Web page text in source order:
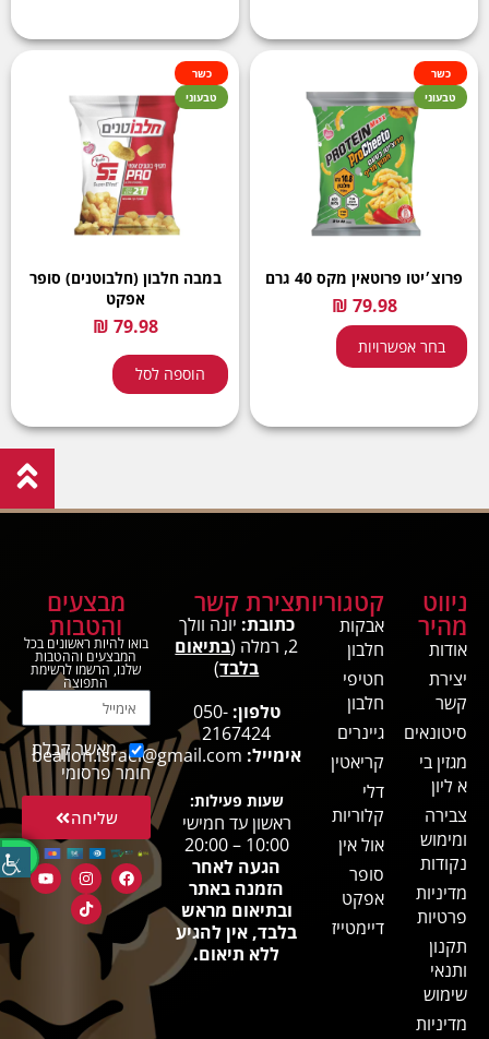
כשר
טבעוני
פרוצ׳יטו פרוטאין מקס 40 גרם
‏79.98 ₪
בחר אפשרויות
כשר
טבעוני
במבה חלבון (חלבוטנים) סופר
אפקט
‏79.98 ₪
הוספה לסל
ניווט
מהיר
אודות
יצירת
קשר
סיטונאים
מגזין בי
א ליון
צבירה
ומימוש
נקודות
מדיניות
פרטיות
תקנון
ותנאי
שימוש
מדיניות
קטגוריות
אבקות
חלבון
חטיפי
חלבון
גיינרים
קריאטין
דלי
קלוריות
אול אין
סופר
אפקט
דיימטייז
יצירת קשר
כתובת: יונה וולך
2, רמלה (
בתיאום
בלבד)
טלפון: 050-
2167424
אימייל: bealion.israel@gmail.com
שעות פעילות:
ראשון עד חמישי
10:00 – 20:00
הגעה לאחר
הזמנה באתר
ובתיאום מראש
בלבד, אין להגיע
ללא תיאום.
מבצעים
והטבות
בואו להיות ראשונים בכל
המבצעים וההטבות
שלנו, הרשמו לרשימת
התפוצה
מאשר קבלת
חומר פרסומי
שליחה